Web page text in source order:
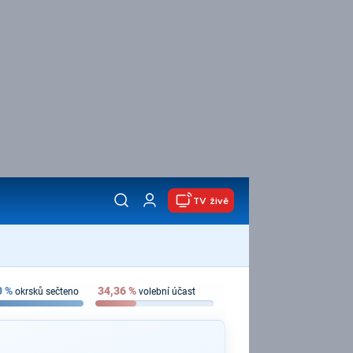
TV živě
% okrsků sečteno 34,36% volební účast